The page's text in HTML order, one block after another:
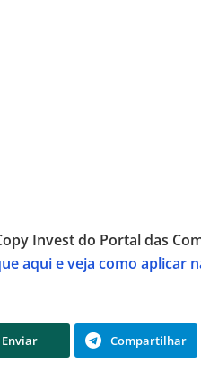
Invest do Portal das
aqui e veja como aplicar
Enviar Compartilhar